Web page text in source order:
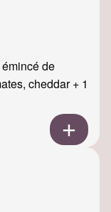
de
cheddar + 1